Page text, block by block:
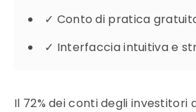
✓ Conto di pratica
✓ Interfaccia intuitiva e
Il 72% dei conti degli